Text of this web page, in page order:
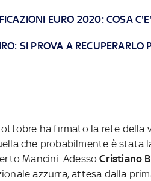
EURO 2020: COSA
SI PROVA A RECUPERARLO
ottobre ha firmato la rete della
che probabilmente è stata
Mancini. AdessoCristiano
azzurra, attesa dalla